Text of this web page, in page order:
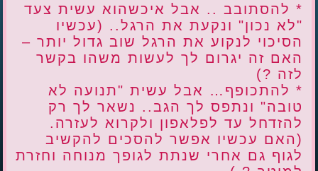
* להסתובב .. אבל איכשהוא עשית צעד
"לא נכון" ונקעת את הרגל.. (עכשיו
הסיכוי לנקוע את הרגל שוב גדול יותר –
האם זה יגרום לך לעשות משהו בקשר
לזה ?)
* להתכופף… אבל עשית "תנועה לא
טובה" ונתפס לך הגב.. נשאר לך רק
להזדחל עד לפלאפון ולקרוא לעזרה.
(האם עכשיו אפשר להסכים להקשיב
לגוף גם אחרי שנתת לגופך מנוחה וחזרת